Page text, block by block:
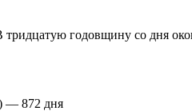
тридцатую годовщину со дня
— 872 дня